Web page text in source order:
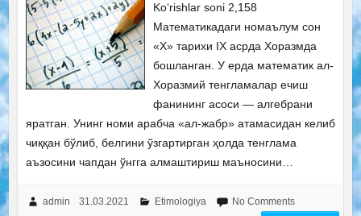
Ko‘rishlar soni 2,158
Математикадаги номаълум сон
«Х» тарихи IX асрда Хоразмда
бошланган. У ерда математик ал-
Хоразмий тенгламалар ечиш
фанининг асоси — алгебрани
яратган. Унинг номи арабча «ал-жабр» атамасидан келиб
чиққан бўлиб, белгини ўзгартирган ҳолда тенглама
аъзосини чапдан ўнгга алмаштириш маъносини…
admin 31.03.2021 Etimologiya No Comments